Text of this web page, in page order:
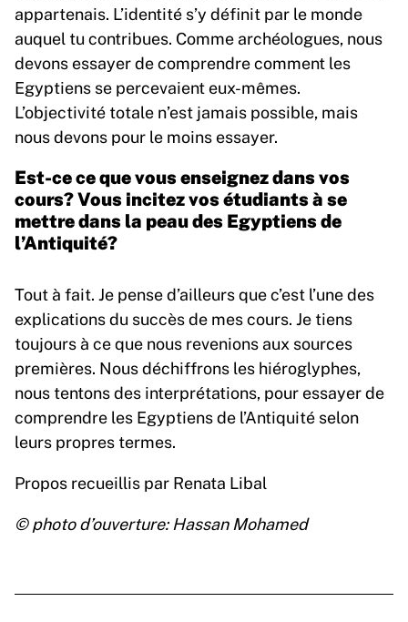
appartenais. L’identité s’y définit par le monde
auquel tu contribues. Comme archéologues, nous
devons essayer de comprendre comment les
Egyptiens se percevaient eux-mêmes.
L’objectivité totale n’est jamais possible, mais
nous devons pour le moins essayer.
Est-ce ce que vous enseignez dans vos
cours? Vous incitez vos étudiants à se
mettre dans la peau des Egyptiens de
l’Antiquité?
Tout à fait. Je pense d’ailleurs que c’est l’une des
explications du succès de mes cours. Je tiens
toujours à ce que nous revenions aux sources
premières. Nous déchiffrons les hiéroglyphes,
nous tentons des interprétations, pour essayer de
comprendre les Egyptiens de l’Antiquité selon
leurs propres termes.
Propos recueillis par Renata Libal
© photo d’ouverture: Hassan Mohamed